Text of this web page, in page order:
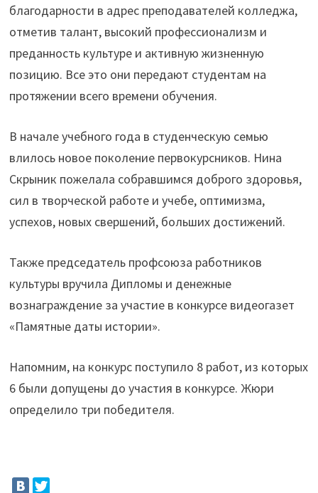
благодарности в адрес преподавателей колледжа,
отметив талант, высокий профессионализм и
преданность культуре и активную жизненную
позицию. Все это они передают студентам на
протяжении всего времени обучения.
В начале учебного года в студенческую семью
влилось новое поколение первокурсников. Нина
Скрыник пожелала собравшимся доброго здоровья,
сил в творческой работе и учебе, оптимизма,
успехов, новых свершений, больших достижений.
Также председатель профсоюза работников
культуры вручила Дипломы и денежные
вознаграждение за участие в конкурсе видеогазет
«Памятные даты истории».
Напомним, на конкурс поступило 8 работ, из которых
6 были допущены до участия в конкурсе. Жюри
определило три победителя.